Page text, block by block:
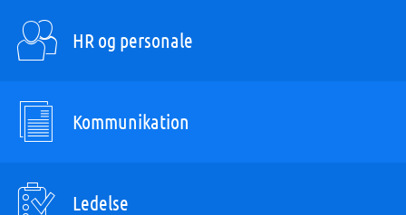
HR og personale
Kommunikation
Ledelse